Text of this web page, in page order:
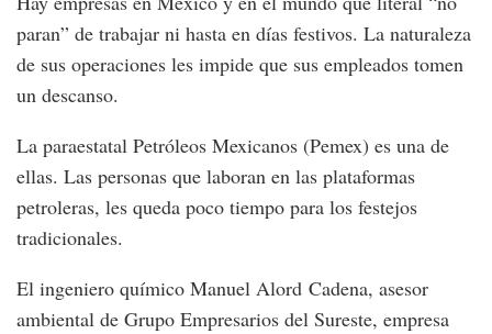
paran” de trabajar ni hasta en días festivos. La naturaleza
de sus operaciones les impide que sus empleados tomen
un descanso.
La paraestatal Petróleos Mexicanos (Pemex) es una de
ellas. Las personas que laboran en las plataformas
petroleras, les queda poco tiempo para los festejos
tradicionales.
El ingeniero químico Manuel Alord Cadena, asesor
ambiental de Grupo Empresarios del Sureste, empresa